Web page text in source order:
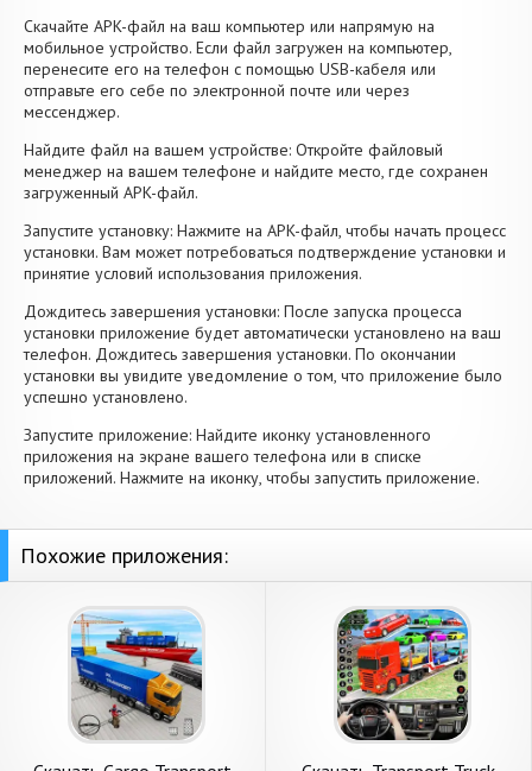
Скачайте APK-файл на ваш компьютер или напрямую на
мобильное устройство. Если файл загружен на компьютер,
перенесите его на телефон с помощью USB-кабеля или
отправьте его себе по электронной почте или через
мессенджер.
Найдите файл на вашем устройстве: Откройте файловый
менеджер на вашем телефоне и найдите место, где сохранен
загруженный APK-файл.
Запустите установку: Нажмите на APK-файл, чтобы начать процесс
установки. Вам может потребоваться подтверждение установки и
принятие условий использования приложения.
Дождитесь завершения установки: После запуска процесса
установки приложение будет автоматически установлено на ваш
телефон. Дождитесь завершения установки. По окончании
установки вы увидите уведомление о том, что приложение было
успешно установлено.
Запустите приложение: Найдите иконку установленного
приложения на экране вашего телефона или в списке
приложений. Нажмите на иконку, чтобы запустить приложение.
Похожие приложения: